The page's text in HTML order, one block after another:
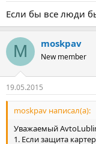
Если бы все люди
M moskpav
New member
19.05.2015
moskpav написал(а):
Уважаемый
1. Если защита